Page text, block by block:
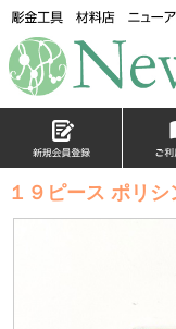
１９ピース ポリ